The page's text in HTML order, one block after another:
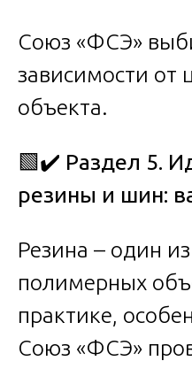
Союз «ФСЭ»
зависимости от
объекта.
🟩✔️ Раздел 5.
резины и шин:
Резина – один
полимерных
практике,
Союз «ФСЭ»